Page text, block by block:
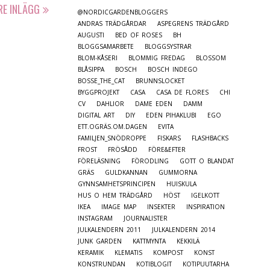
INLÄGG
@NORDICGARDENBLOGGERS
ANDRAS TRÄDGÅRDAR
ASPEGRENS TRÄDGÅRD
AUGUSTI
BED OF ROSES
BH
BLOGGSAMARBETE
BLOGGSYSTRAR
BLOM-KÅSERI
BLOMMIG FREDAG
BLOSSOM
BLÅSIPPA
BOSCH
BOSCH INDEGO
BOSSE_THE_CAT
BRUNNSLOCKET
BYGGPROJEKT
CASA CASA DE FLORES
CHI
CV
DAHLIOR DAME EDEN
DAMM
DIGITAL ART
DIY EDEN PIHAKLUBI
EGO
ETT.OGRÄS.OM.DAGEN
EVITA
FAMILJEN_SNÖDROPPE
FISKARS
FLASHBACKS
FROST
FRÖSÅDD
FÖRE&EFTER
FÖRELÄSNING
FÖRODLING
GOTT O BLANDAT
GRÄS
GULDKANNAN
GUMMORNA
GYNNSAMHETSPRINCIPEN
HUISKULA
HUS O HEM TRÄDGÅRD
HÖST
IGELKOTT
IKEA
IMAGE MAP INSEKTER
INSPIRATION
INSTAGRAM
JOURNALISTER
JULKALENDERN 2011
JULKALENDERN 2014
JUNK GARDEN
KATTMYNTA
KEKKILÄ
KERAMIK
KLEMATIS KOMPOST
KONST
KONSTRUNDAN
KOTIBLOGIT KOTIPUUTARHA